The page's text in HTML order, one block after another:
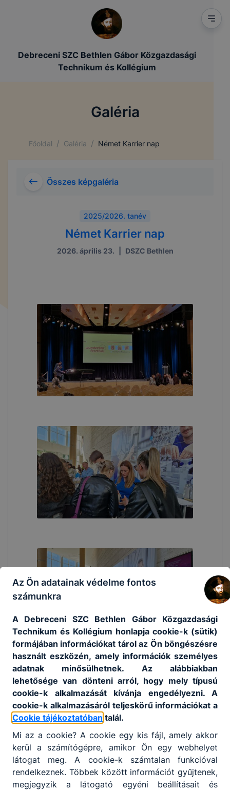
Debreceni SZC Bethlen Gábor Közgazdasági
Technikum és Kollégium
Galéria
Főoldal / Galéria / Német Karrier nap
Összes képgaléria
2025/2026. tanév
Német Karrier nap
2026. április 23. DSZC Bethlen
Az Ön adatainak védelme fontos
számunkra
A Debreceni SZC Bethlen Gábor Közgazdasági
Technikum és Kollégium honlapja cookie-k (sütik)
formájában információkat tárol az Ön böngészésre
használt eszközén, amely információk személyes
adatnak minősülhetnek. Az alábbiakban
lehetősége van dönteni arról, hogy mely típusú
cookie-k alkalmazását kívánja engedélyezni. A
cookie-k alkalmazásáról teljeskörű információkat a
Cookie tájékoztatóban talál.
Mi az a cookie? A cookie egy kis fájl, amely akkor
kerül a számítógépre, amikor Ön egy webhelyet
látogat meg. A cookie-k számtalan funkcióval
rendelkeznek. Többek között információt gyűjtenek,
megjegyzik a látogató egyéni beállításait és